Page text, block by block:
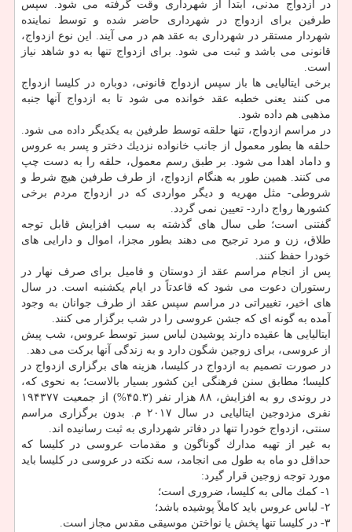
در ازدواج مدنی، ابتدا از شهرداری وقت گرفته می شود. سپس
طرفین برای ازدواج در شهرداری حاضر شده و توسط نماینده
شهردار مستقر در شهرداری به عقد هم در می آیند. این نوع ازدواج،
قانونی می باشد و ثبت می شود. برای ازدواج تنها به دو شاهد نیاز
است.
برخی ایتالیایی ها باز سپس ازدواج قانونی، دوباره در كلیسا ازدواج
می كنند یعنی خطبه عقد خوانده می شود تا به ازدواج آنها جنبه
مذهبی هم داده شود.
در مراسم ازدواج، تنها حلقه توسط طرفین به یكدیگر داده می شود.
حلقه ها بطور معمول از جانب خانواده نزدیك دختر و پسر به عروس
و داماد اهدا می شود. بر طبق رسم معمول، حلقه را به دست چپ
می كنند. همین طور به هنگام ازدواج، از طرف طرفین هیچ شرط و
شروطی- مثل مهریه و دیگر مواردی كه در ازدواج مردم برخی
كشورها رواج دارد- تعیین نمی گردد.
گفتنی است؛ طی سال های گذشته به سبب افزایش قابل توجه
طلاق، زن و مرد ترجیح می دهند بطور مجزا، اموال و دارایی های
خودرا حفظ كنند.
پس از انجام مراسم عقد از دوستان و فامیل برای صرف نهار در
رستوران دعوت می شود كه قاعدتاً در ایام یكشنبه است. در سال
های اخیر، تغییراتی در مراسم سپس عقد از طرف جوانان به وجود
آمده به گونه ای كه جشن عروسی را در شب برگزار می كنند.
ایتالیایی ها عقیده دارند پوشیدن لباس سبز توسط عروس، شب پیش
از عروسی، برای زوجین شگون دارد و به زندگی آنها بركت می دهد.
در صورت تصمیم به ازدواج در كلیسا، هزینه های برگزاری ازدواج در
كلیسا؛ مطابق سنن فرهنگی این كشور بسیار بالاست؛ به نحوی كه،
در روندی رو به افزایش، ۸۸ هزار نفر (۴۵.۳%) از جمعیت ۱۹۴۳۷۷
نفری مزدوجین ایتالیایی در سال ۲۰۱۷ م. بدون برگزاری مراسم
سنتی، ازدواج خودرا تنها در دفاتر شهرداری به ثبت رسانیده اند.
به غیر از تهیه مدارك گوناگون و مقدمات عروسی در كلیسا كه
حداقل دو ماه به طول می انجامد، سه نكته در عروسی در كلیسا باید
مورد توجه زوجین قرار گیرد:
۱- كمك مالی به كلیسا، ضروری است؛
۲- لباس عروس باید كاملاً پوشیده باشد؛
۳- در كلیسا تنها پخش یا نواختن موسیقی مقدس مجاز است.